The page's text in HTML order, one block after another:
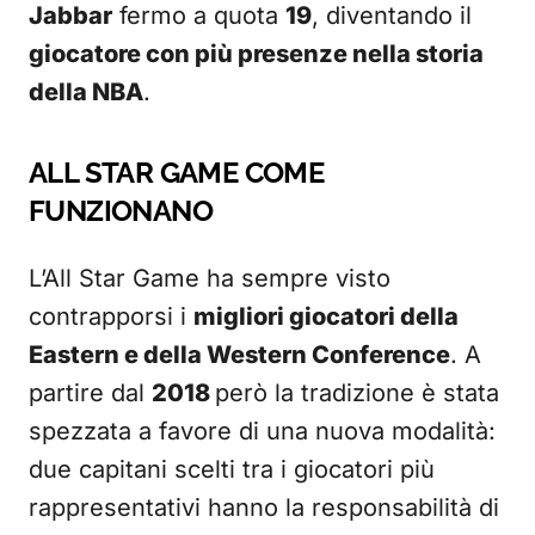
Jabbar fermo a quota 19, diventando il
giocatore con più presenze nella storia
della NBA.
ALL STAR GAME COME
FUNZIONANO
L’All Star Game ha sempre visto
contrapporsi i migliori giocatori della
Eastern e della Western Conference. A
partire dal 2018 però la tradizione è stata
spezzata a favore di una nuova modalità:
due capitani scelti tra i giocatori più
rappresentativi hanno la responsabilità di